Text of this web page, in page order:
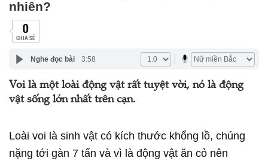
nhiên?
0
CHIA SẺ
Nghe đọc bài 3:58
Voi là một loài động vật rất tuyệt vời, nó là động
vật sống lớn nhất trên cạn.
Loài voi là sinh vật có kích thước khổng lồ, chúng
nặng tới gàn 7 tấn và vì là động vật ăn cỏ nên